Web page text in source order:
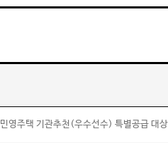
민영주택 기관추천(우수선수) 특별공급 대